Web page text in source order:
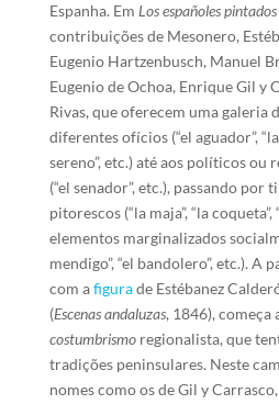
Espanha. Em Los españoles
contribuições de Mesonero,
Eugenio Hartzenbusch, Manuel
Eugenio de Ochoa, Enrique Gil y
Rivas, que oferecem uma galeria
diferentes ofícios (“el aguador”, “la
sereno”, etc.) até aos políticos ou
(“el senador”, etc.), passando por
pitorescos (“la maja”, “la
elementos marginalizados
mendigo”, “el bandolero”, etc.). A
com afigurade Estébanez
(Escenas andaluzas, 1846), começa
costumbrismoregionalista, que
tradições peninsulares. Neste
nomes como os de Gil y